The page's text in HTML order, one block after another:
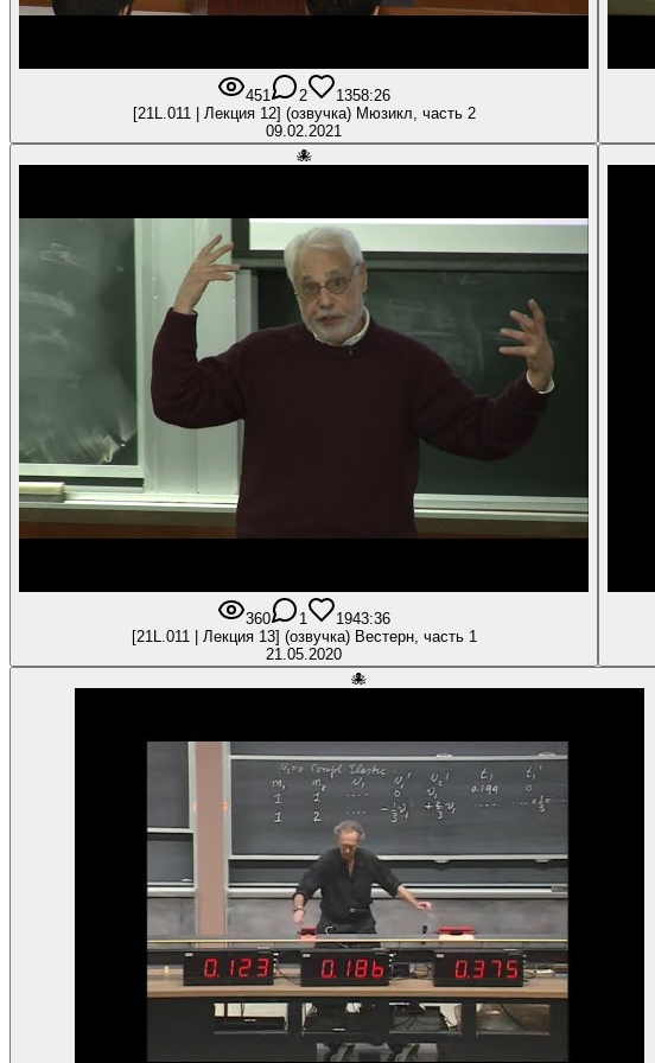
451 2 1358:26
[21L.011 | Лекция 12] (озвучка) Мюзикл, часть 2
09.02.2021
🐙
360 1 1943:36
[21L.011 | Лекция 13] (озвучка) Вестерн, часть 1
21.05.2020
🐙